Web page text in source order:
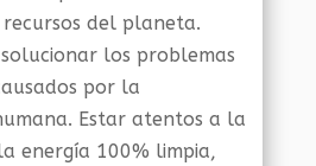
recursos del planeta.
los problemas
por la
Estar atentos a la
energía 100% limpia,